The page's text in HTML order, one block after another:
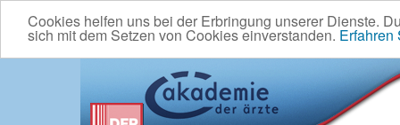
Cookies helfen uns bei der Erbringung unserer Dienste.
sich mit dem Setzen von Cookies einverstanden. Erfahren